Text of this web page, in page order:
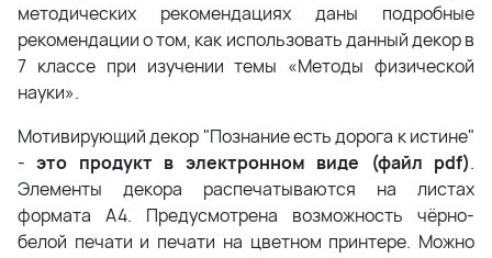
методических рекомендациях даны подробные
рекомендации о том, как использовать данный декор в
7 классе при изучении темы «Методы физической
науки».
Мотивирующий декор "Познание есть дорога к истине"
-это продукт в электронном виде (файл pdf).
Элементы декора распечатываются на листах
формата А4. Предусмотрена возможность чёрно-
белой печати и печати на цветном принтере. Можно